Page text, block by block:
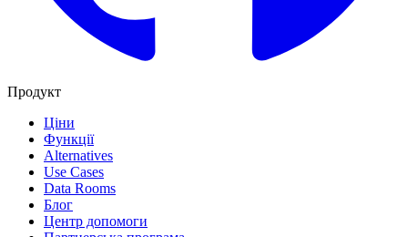
Продукт
Ціни
Функції
Alternatives
Use Cases
Data Rooms
Блог
Центр допомоги